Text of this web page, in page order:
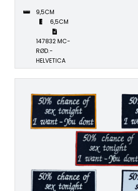
9,5CM
6,5CM
147832 MC-
RØD.-
HELVETICA